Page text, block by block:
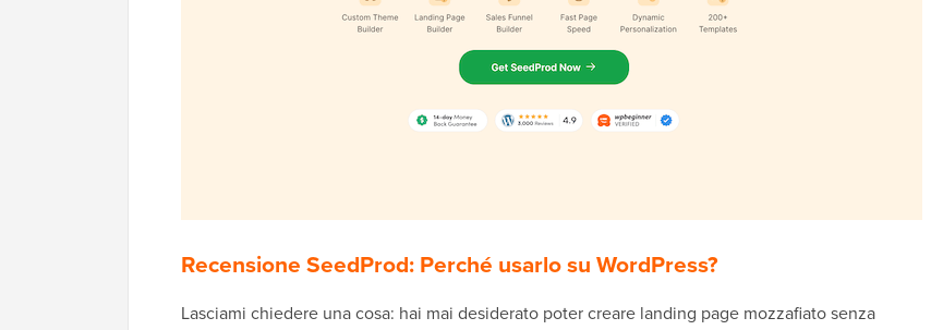
Recensione SeedProd: Perché usarlo su WordPress?
Lasciami chiedere una cosa: hai mai desiderato poter creare landing page mozzafiato senza